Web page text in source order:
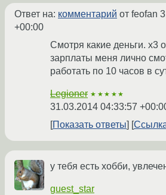
Ответ на: комментарий от feofan
+00:00
Смотря какие деньги. x3
зарплаты меня лично
работать по 10 часов в
Legioner ★★★★★
31.03.2014 04:33:57
Показать ответы
у тебя есть хобби,
guest_star